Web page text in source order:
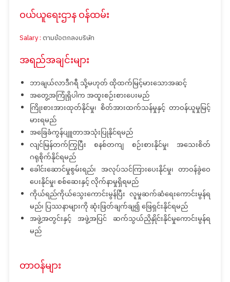
ဝယ်ယူရေးဌာန ဝန်ထမ်း
Salary : ตามข้อตกลงบริษัท
အရည်အချင်းများ
ဘာချယ်လာဒီဂရီ သို့မဟုတ် ထိုထက်မြင့်မားသောအဆင့်
အတွေ့အကြုံရှိပါက အထူးစဉ်းစားပေးမည်
ကြိုးစားအားထုတ်နိုင်မှု၊ စိတ်အားထက်သန်မှုနှင့် တာဝန်ယူမှုမြင့်
မားရမည်
အခြေခံကွန်ပျူတာအသုံးပြုနိုင်ရမည်
လျင်မြန်တက်ကြွပြီး စနစ်တကျ စဉ်းစားနိုင်မှု၊ အသေးစိတ်
ဂရုစိုက်နိုင်ရမည်
ခေါင်းဆောင်မှုစွမ်းရည်၊ အလုပ်သင်ကြားပေးနိုင်မှု၊ တာဝန်ခွဲဝေ
ပေးနိုင်မှု၊ စစ်ဆေးနှင့် လိုက်နာမှုရှိရမည်
ကိုယ်ရည်ကိုယ်သွေးကောင်းမွန်ပြီး လူမှုဆက်ဆံရေးကောင်းမွန်ရ
မည်၊ ပြဿနာများကို ဆုံးဖြတ်ချက်ချ၍ ဖြေရှင်းနိုင်ရမည်
အဖွဲ့အတွင်းနှင့် အဖွဲ့အပြင် ဆက်သွယ်ညှိနှိုင်းနိုင်မှုကောင်းမွန်ရ
မည်
တာဝန်များ